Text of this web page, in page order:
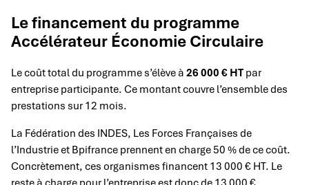
Le financement du programme
Accélérateur Économie Circulaire
Le coût total du programme s’élève à 26 000 € HT par
entreprise participante. Ce montant couvre l’ensemble des
prestations sur 12 mois.
La Fédération des INDES, Les Forces Françaises de
l’Industrie et Bpifrance prennent en charge 50 % de ce coût.
Concrètement, ces organismes financent 13 000 € HT. Le